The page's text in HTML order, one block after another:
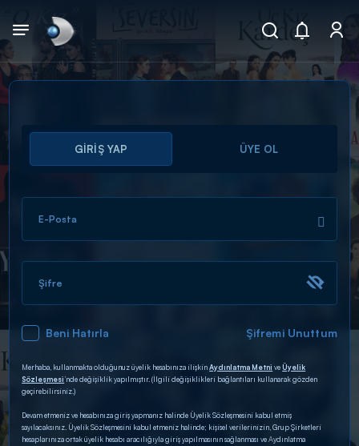
Arama
ARAMA SONUÇLARI
DİĞER SONUÇLAR
GİRİŞ YAP ÜYE OL
E-Posta
Şifre
Beni Hatırla Şifremi Unuttum
Merhaba, kullanmakta olduğunuz üyelik hesabınıza ilişkinAydınlatma Metni veÜyelik
Sözleşmesi’nde değişiklik yapılmıştır. (İlgili değişiklikleri bağlantıları kullanarak gözden
geçirebilirsiniz.)
Devam etmeniz ve hesabınıza giriş yapmanız halinde Üyelik Sözleşmesini kabul etmiş
sayılacaksınız. Üyelik Sözleşmesini kabul etmeniz halinde; kişisel verilerinizin, Grup Şirketleri
hesaplarınıza ortak üyelik hesabı aracılığıyla giriş yapılmasının sağlanması ve Aydınlatma